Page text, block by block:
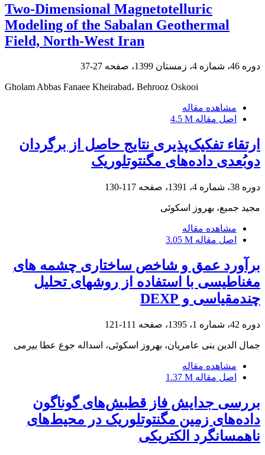
Two-Dimensional Magnetotelluric
Modeling of the Sabalan Geothermal
Field, North-West Iran
دوره 46، شماره 4، زمستان 1399، صفحه 27-37
Gholam Abbas Fanaee Kheirabad، Behrooz Oskooi
مشاهده مقاله
اصل مقاله 4.5 M
ارتقاء تفکیک‌پذیری نتایج حاصل از برگردان
دو‌بُعدی داده‌های مگنتوتلوریک
دوره 38، شماره 4، 1391، صفحه 117-130
مجید جمیع، بهروز اسکوئی
مشاهده مقاله
اصل مقاله 3.05 M
برآورد عمق و شاخص ساختاری چشمه‏ های
مغناطیسی با استفاده از روش‏های تحلیل
چندمقیاسی و DEXP
دوره 42، شماره 1، 1395، صفحه 111-121
جمال الدین بنی عامریان، بهروز اسکوئی، اسداله جوع عطا بیرمی
مشاهده مقاله
اصل مقاله 1.37 M
بررسی جدایش فاز قطبش‌های گوناگون
داده‌های زمین مگنتوتلوریک در محیط‌های
ناهمسانگرد الکتریکی